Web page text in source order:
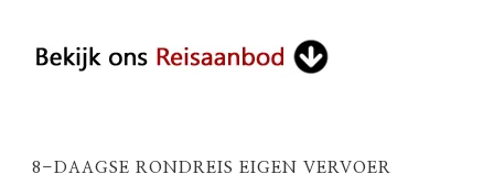
8-DAAGSE RONDREIS EIGEN VERVOER